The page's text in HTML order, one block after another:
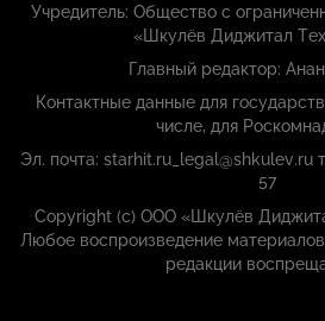
Учредитель: Общество с
«Шкулёв Диджитал
Главный редактор:
Контактные данные для
числе, для
Эл. почта: starhit.ru_legal@shkulev.ru
57
Copyright (с) ООО «Шкулёв
Любое воспроизведение
редакции